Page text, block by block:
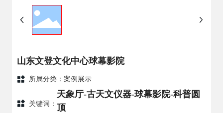
山东文登文化中心球幕影院
所属分类：案例展示
关键词：
天象厅-古天文仪器-球幕影院-科普圆
顶